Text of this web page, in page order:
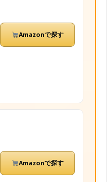
Amazonで探す
Amazonで探す